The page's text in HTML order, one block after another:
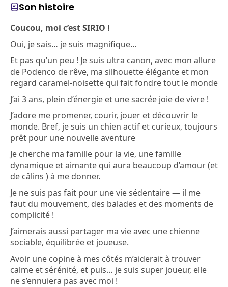
Son histoire
Coucou, moi c’est SIRIO !
Oui, je sais… je suis magnifique...
Et pas qu’un peu ! Je suis ultra canon, avec mon allure
de Podenco de rêve, ma silhouette élégante et mon
regard caramel-noisette qui fait fondre tout le monde
J’ai 3 ans, plein d’énergie et une sacrée joie de vivre !
J’adore me promener, courir, jouer et découvrir le
monde. Bref, je suis un chien actif et curieux, toujours
prêt pour une nouvelle aventure
Je cherche ma famille pour la vie, une famille
dynamique et aimante qui aura beaucoup d’amour (et
de câlins ) à me donner.
Je ne suis pas fait pour une vie sédentaire — il me
faut du mouvement, des balades et des moments de
complicité !
J’aimerais aussi partager ma vie avec une chienne
sociable, équilibrée et joueuse.
Avoir une copine à mes côtés m’aiderait à trouver
calme et sérénité, et puis… je suis super joueur, elle
ne s’ennuiera pas avec moi !